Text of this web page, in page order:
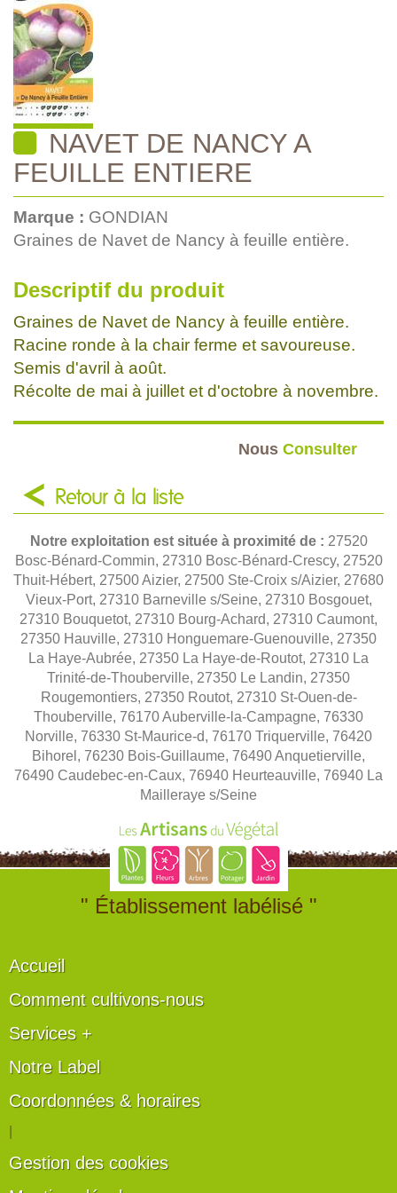
NAVET DE NANCY A
FEUILLE ENTIERE
Marque : GONDIAN
Graines de Navet de Nancy à feuille entière.
Descriptif du produit
Graines de Navet de Nancy à feuille entière.
Racine ronde à la chair ferme et savoureuse.
Semis d'avril à août.
Récolte de mai à juillet et d'octobre à novembre.
Nous Consulter
Retour à la liste
Notre exploitation est située à proximité de : 27520
Bosc-Bénard-Commin, 27310 Bosc-Bénard-Crescy, 27520
Thuit-Hébert, 27500 Aizier, 27500 Ste-Croix s/Aizier, 27680
Vieux-Port, 27310 Barneville s/Seine, 27310 Bosgouet,
27310 Bouquetot, 27310 Bourg-Achard, 27310 Caumont,
27350 Hauville, 27310 Honguemare-Guenouville, 27350
La Haye-Aubrée, 27350 La Haye-de-Routot, 27310 La
Trinité-de-Thouberville, 27350 Le Landin, 27350
Rougemontiers, 27350 Routot, 27310 St-Ouen-de-
Thouberville, 76170 Auberville-la-Campagne, 76330
Norville, 76330 St-Maurice-d, 76170 Triquerville, 76420
Bihorel, 76230 Bois-Guillaume, 76490 Anquetierville,
76490 Caudebec-en-Caux, 76940 Heurteauville, 76940 La
Mailleraye s/Seine
" Établissement labélisé "
Accueil
Comment cultivons-nous
Services +
Notre Label
Coordonnées & horaires
Gestion des cookies